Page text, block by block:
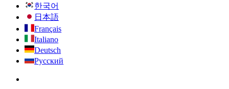
한국어
日本語
Français
Italiano
Deutsch
Русский